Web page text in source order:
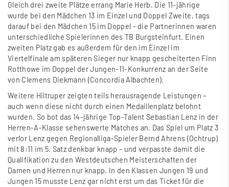
Gleich drei zweite Plätze errang Marie Herb. Die 11-jährige
wurde bei den Mädchen 13 im Einzel und Doppel Zweite, tags
darauf bei den Mädchen 15 im Doppel - die Partnerinnen waren
unterschiedliche Spielerinnen des TB Burgsteinfurt. Einen
zweiten Platz gab es außerdem für den im Einzel im
Viertelfinale am späteren Sieger nur knapp gescheiterten Finn
Rotthowe im Doppel der Jungen-11-Konkurrenz an der Seite
von Clemens Diekmann (Concordia Albachten).
Weitere Hiltruper zeigten teils herausragende Leistungen –
auch wenn diese nicht durch einen Medaillenplatz belohnt
wurden. So bot das 14-jährige Top-Talent Sebastian Lenz in der
Herren-A-Klasse sehenswerte Matches an. Das Spiel um Platz 3
verlor Lenz gegen Regionalliga-Spieler Bernd Ahrens (Ochtrup)
mit 8:11 im 5. Satz denkbar knapp – und verpasste damit die
Qualifikation zu den Westdeutschen Meisterschaften der
Damen und Herren nur knapp. In den Klassen Jungen 19 und
Jungen 15 musste Lenz gar nicht erst um das Ticket für die